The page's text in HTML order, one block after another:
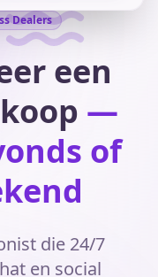
Dealers
een
—
of
die 24/7
en social